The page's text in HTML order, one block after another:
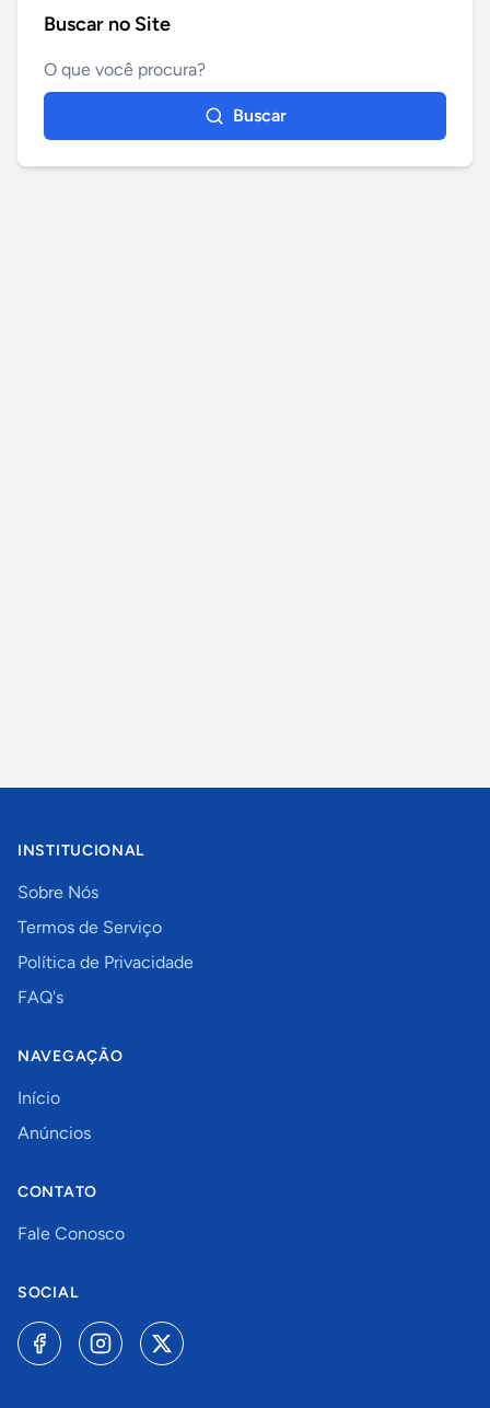
Buscar no Site
Buscar
INSTITUCIONAL
Sobre Nós
Termos de Serviço
Política de Privacidade
FAQ's
NAVEGAÇÃO
Início
Anúncios
CONTATO
Fale Conosco
SOCIAL